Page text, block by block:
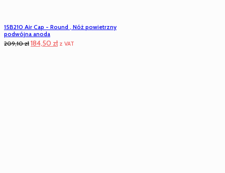
15B210 Air Cap - Round , Nóż powietrzny
podwójna anoda
209,10zł Pierwotna
184,50 złAktualna
z VAT